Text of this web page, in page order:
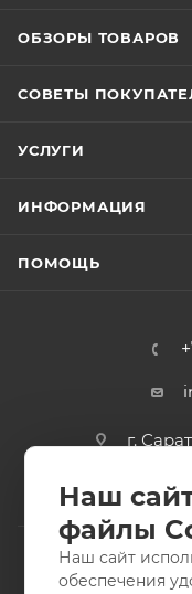
ОБЗОРЫ ТОВАРОВ
СОВЕТЫ
УСЛУГИ
ИНФОРМАЦИЯ
ПОМОЩЬ
г.
Наш
файлы
Наш сайт
обеспечения